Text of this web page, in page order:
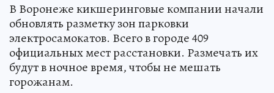
В Воронеже кикшеринговые компании начали
обновлять разметку зон парковки
электросамокатов. Всего в городе 409
официальных мест расстановки. Размечать их
будут в ночное время, чтобы не мешать
горожанам.